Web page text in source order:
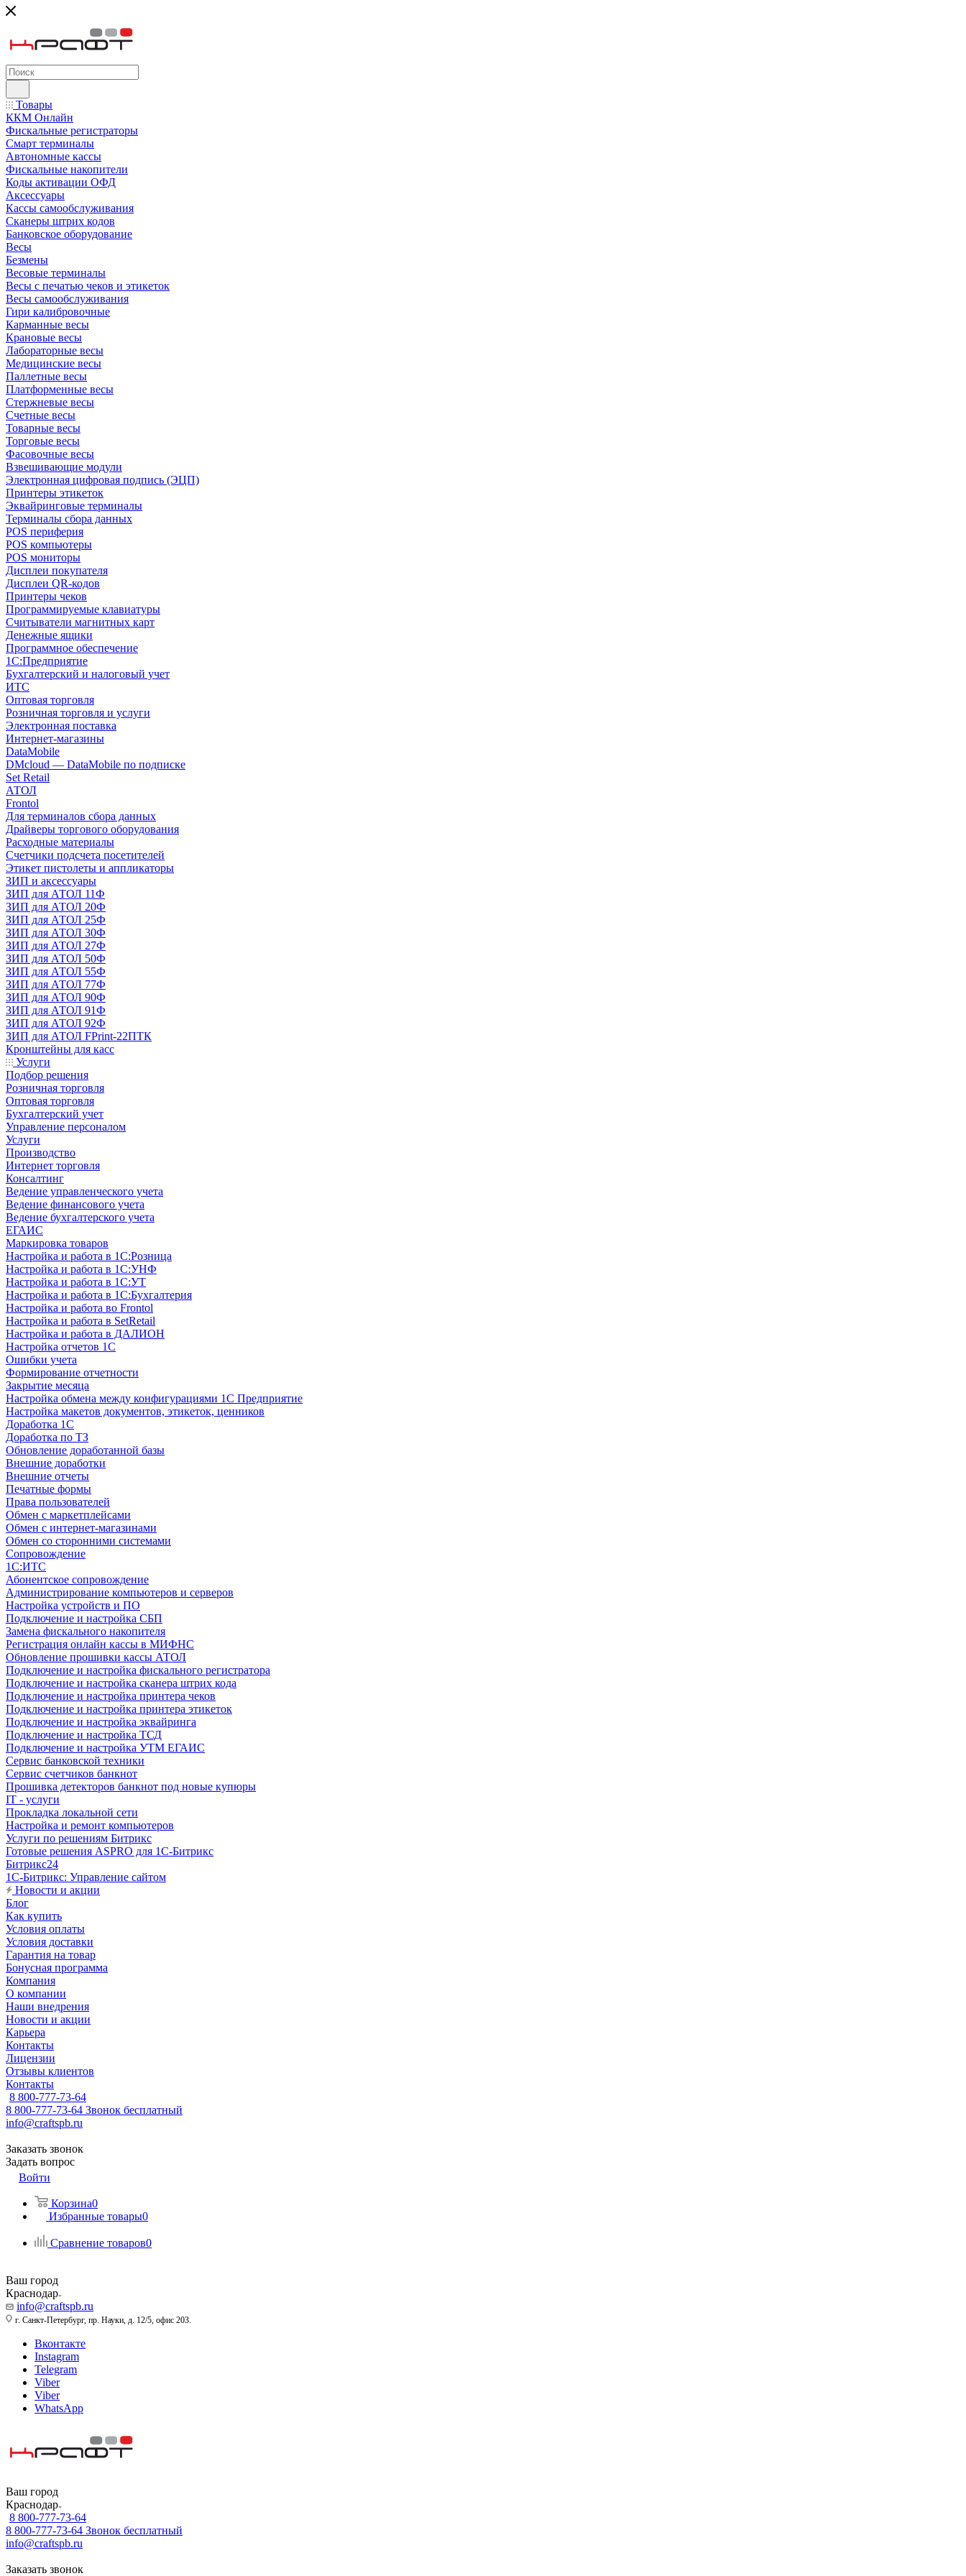
Товары
ККМ Онлайн
Фискальные регистраторы
Смарт терминалы
Автономные кассы
Фискальные накопители
Коды активации ОФД
Аксессуары
Кассы самообслуживания
Сканеры штрих кодов
Банковское оборудование
Весы
Безмены
Весовые терминалы
Весы с печатью чеков и этикеток
Весы самообслуживания
Гири калибровочные
Карманные весы
Крановые весы
Лабораторные весы
Медицинские весы
Паллетные весы
Платформенные весы
Стержневые весы
Счетные весы
Товарные весы
Торговые весы
Фасовочные весы
Взвешивающие модули
Электронная цифровая подпись (ЭЦП)
Принтеры этикеток
Эквайринговые терминалы
Терминалы сбора данных
POS периферия
POS компьютеры
POS мониторы
Дисплеи покупателя
Дисплеи QR-кодов
Принтеры чеков
Программируемые клавиатуры
Считыватели магнитных карт
Денежные ящики
Программное обеспечение
1С:Предприятие
Бухгалтерский и налоговый учет
ИТС
Оптовая торговля
Розничная торговля и услуги
Электронная поставка
Интернет-магазины
DataMobile
DMcloud — DataMobile по подписке
Set Retail
АТОЛ
Frontol
Для терминалов сбора данных
Драйверы торгового оборудования
Расходные материалы
Счетчики подсчета посетителей
Этикет пистолеты и аппликаторы
ЗИП и аксессуары
ЗИП для АТОЛ 11Ф
ЗИП для АТОЛ 20Ф
ЗИП для АТОЛ 25Ф
ЗИП для АТОЛ 30Ф
ЗИП для АТОЛ 27Ф
ЗИП для АТОЛ 50Ф
ЗИП для АТОЛ 55Ф
ЗИП для АТОЛ 77Ф
ЗИП для АТОЛ 90Ф
ЗИП для АТОЛ 91Ф
ЗИП для АТОЛ 92Ф
ЗИП для АТОЛ FPrint-22ПТК
Кронштейны для касс
Услуги
Подбор решения
Розничная торговля
Оптовая торговля
Бухгалтерский учет
Управление персоналом
Услуги
Производство
Интернет торговля
Консалтинг
Ведение управленческого учета
Ведение финансового учета
Ведение бухгалтерского учета
ЕГАИС
Маркировка товаров
Настройка и работа в 1С:Розница
Настройка и работа в 1С:УНФ
Настройка и работа в 1С:УТ
Настройка и работа в 1С:Бухгалтерия
Настройка и работа во Frontol
Настройка и работа в SetRetail
Настройка и работа в ДАЛИОН
Настройка отчетов 1С
Ошибки учета
Формирование отчетности
Закрытие месяца
Настройка обмена между конфигурациями 1С Предприятие
Настройка макетов документов, этикеток, ценников
Доработка 1С
Доработка по ТЗ
Обновление доработанной базы
Внешние доработки
Внешние отчеты
Печатные формы
Права пользователей
Обмен с маркетплейсами
Обмен с интернет-магазинами
Обмен со сторонними системами
Сопровождение
1C:ИТС
Абонентское сопровождение
Администрирование компьютеров и серверов
Настройка устройств и ПО
Подключение и настройка СБП
Замена фискального накопителя
Регистрация онлайн кассы в МИФНС
Обновление прошивки кассы АТОЛ
Подключение и настройка фискального регистратора
Подключение и настройка сканера штрих кода
Подключение и настройка принтера чеков
Подключение и настройка принтера этикеток
Подключение и настройка эквайринга
Подключение и настройка ТСД
Подключение и настройка УТМ ЕГАИС
Сервис банковской техники
Сервис счетчиков банкнот
Прошивка детекторов банкнот под новые купюры
IT - услуги
Прокладка локальной сети
Настройка и ремонт компьютеров
Услуги по решениям Битрикс
Готовые решения ASPRO для 1С-Битрикс
Битрикс24
1С-Битрикс: Управление сайтом
Новости и акции
Блог
Как купить
Условия оплаты
Условия доставки
Гарантия на товар
Бонусная программа
Компания
О компании
Наши внедрения
Новости и акции
Карьера
Контакты
Лицензии
Отзывы клиентов
Контакты
8 800-777-73-64
8 800-777-73-64 Звонок бесплатный
info@craftspb.ru
Заказать звонок
Задать вопрос
Войти
Корзина0
Избранные товары0
Сравнение товаров0
Ваш город
Краснодар
info@craftspb.ru
г. Санкт-Петербург, пр. Науки, д. 12/5, офис 203.
Вконтакте
Instagram
Telegram
Viber
Viber
WhatsApp
Ваш город
Краснодар
8 800-777-73-64
8 800-777-73-64 Звонок бесплатный
info@craftspb.ru
Заказать звонок